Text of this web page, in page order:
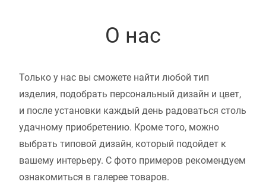
О нас
Только у нас вы сможете найти любой тип
изделия, подобрать персональный дизайн и цвет,
и после установки каждый день радоваться столь
удачному приобретению. Кроме того, можно
выбрать типовой дизайн, который подойдет к
вашему интерьеру. С фото примеров рекомендуем
ознакомиться в галерее товаров.